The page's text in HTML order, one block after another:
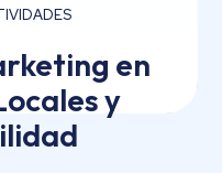
en
y